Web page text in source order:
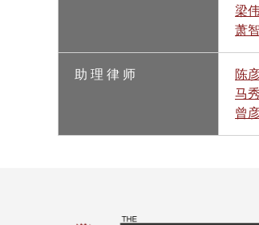
梁
萧
助 理 律 师
陈
马
曾